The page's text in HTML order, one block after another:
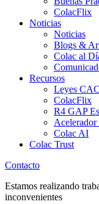
ColacFlix
Noticias
Noticias
Blogs &
Colac al
Recursos
Leyes
ColacFlix
R4 GAP
Colac AI
Colac Trust
Contacto
Estamos realizando
inconvenientes